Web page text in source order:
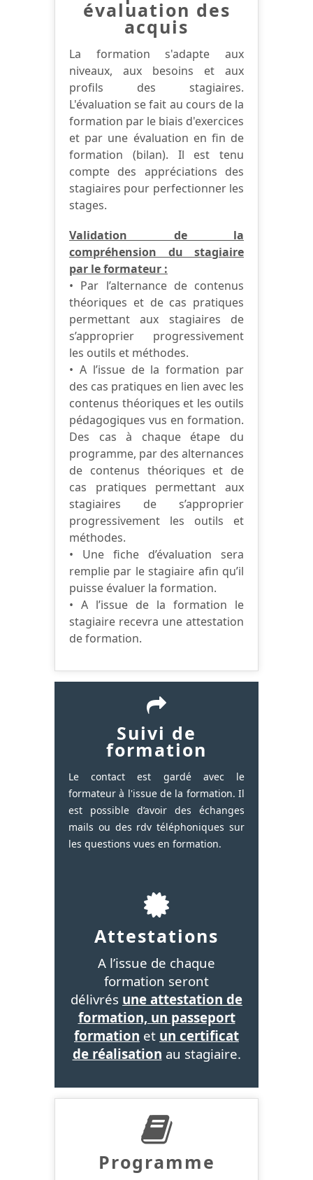
évaluation des
acquis
La formation s'adapte aux
niveaux, aux besoins et aux
profils des stagiaires.
L'évaluation se fait au cours de la
formation par le biais d'exercices
et par une évaluation en fin de
formation (bilan). Il est tenu
compte des appréciations des
stagiaires pour perfectionner les
stages.
Validation de la
compréhension du stagiaire
par le formateur :
• Par l’alternance de contenus
théoriques et de cas pratiques
permettant aux stagiaires de
s’approprier progressivement
les outils et méthodes.
• A l’issue de la formation par
des cas pratiques en lien avec les
contenus théoriques et les outils
pédagogiques vus en formation.
Des cas à chaque étape du
programme, par des alternances
de contenus théoriques et de
cas pratiques permettant aux
stagiaires de s’approprier
progressivement les outils et
méthodes.
• Une fiche d’évaluation sera
remplie par le stagiaire afin qu’il
puisse évaluer la formation.
• A l’issue de la formation le
stagiaire recevra une attestation
de formation.
Suivi de
formation
Le contact est gardé avec le
formateur à l'issue de la formation. Il
est possible d’avoir des échanges
mails ou des rdv téléphoniques sur
les questions vues en formation.
Attestations
A l’issue de chaque
formation seront
délivrés une attestation de
formation, un passeport
formation et un certificat
de réalisation au stagiaire.
Programme